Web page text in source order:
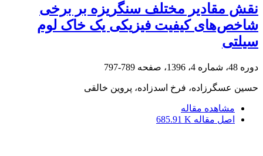
نقش مقادیر مختلف سنگریزه بر برخی
شاخص‌های کیفیت فیزیکی یک خاک لوم
سیلتی
دوره 48، شماره 4، 1396، صفحه 789-797
حسین عسگرزاده، فرخ اسدزاده، پروین خالقی
مشاهده مقاله
اصل مقاله 685.91 K